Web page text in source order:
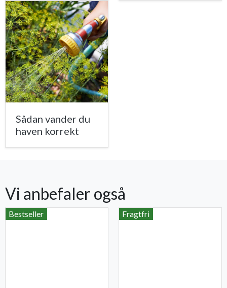
Sådan vander du
haven korrekt
Vi anbefaler også
Bestseller Fragtfri